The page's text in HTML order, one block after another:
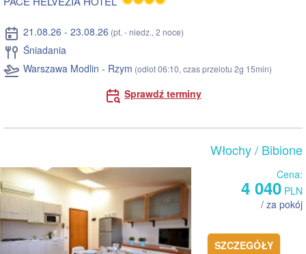
21.08.26 - 23.08.26 (pt. - niedz., 2 noce)
Śniadania
Warszawa Modlin - Rzym (odlot 06:10, czas przelotu 2g 15min)
Sprawdź terminy
Włochy/ Bibione
Cena:
4 040 PLN
/ za pokój
SZCZEGÓŁY